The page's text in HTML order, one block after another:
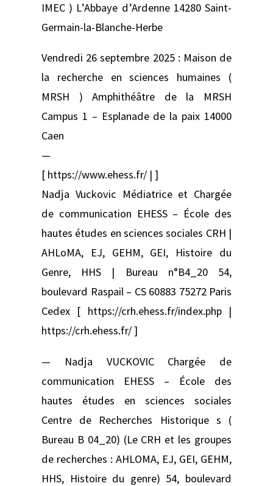
IMEC ) L’Abbaye d’Ardenne 14280 Saint-
Germain-la-Blanche-Herbe
Vendredi 26 septembre 2025 : Maison de
la recherche en sciences humaines (
MRSH ) Amphithéâtre de la MRSH
Campus 1 – Esplanade de la paix 14000
Caen
—
[ https://www.ehess.fr/ | ]
Nadja Vuckovic Médiatrice et Chargée
de communication EHESS – École des
hautes études en sciences sociales CRH |
AHLoMA, EJ, GEHM, GEI, Histoire du
Genre, HHS | Bureau n°B4_20 54,
boulevard Raspail – CS 60883 75272 Paris
Cedex [ https://crh.ehess.fr/index.php |
https://crh.ehess.fr/ ]
— Nadja VUCKOVIC Chargée de
communication EHESS – École des
hautes études en sciences sociales
Centre de Recherches Historique s (
Bureau B 04_20) (Le CRH et les groupes
de recherches : AHLOMA, EJ, GEI, GEHM,
HHS, Histoire du genre) 54, boulevard